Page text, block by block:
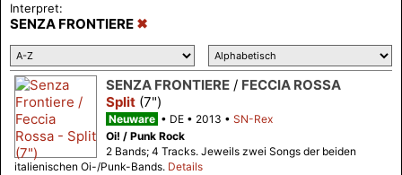
Interpret:
SENZA FRONTIERE
SENZA FRONTIERE / FECCIA ROSSA
Split (7")
Neuware DE 2013
SN-Rex
Oi! / Punk Rock
2 Bands; 4 Tracks. Jeweils zwei Songs der beiden
italienischen Oi-/Punk-Bands. Details